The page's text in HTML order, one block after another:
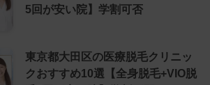
5回が安い院】学割可否
東京都大田区の医療脱毛クリニッ
クおすすめ10選【全身脱毛+VIO脱